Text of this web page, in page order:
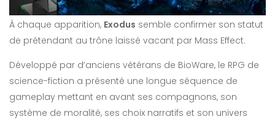
À chaque apparition, Exodus semble confirmer son statut
de prétendant au trône laissé vacant par Mass Effect.
Développé par d’anciens vétérans de BioWare, le RPG de
science-fiction a présenté une longue séquence de
gameplay mettant en avant ses compagnons, son
système de moralité, ses choix narratifs et son univers